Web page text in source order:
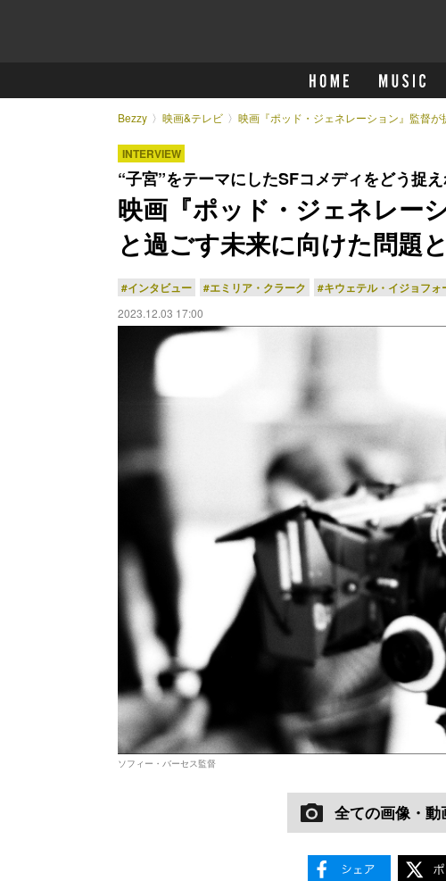
Bezzy 映画&テレビ 映画『ポッド・ジェネレーション』監督
INTERVIEW
“子宮”をテーマにしたSFコメディをどう捉
映画『ポッド・ジェネレー
と過ごす未来に向けた問題
#インタビュー #エミリア・クラーク #キウェテル・イジョフォ
2023.12.03 17:00
ソフィー・バーセス監督
全ての画像・動